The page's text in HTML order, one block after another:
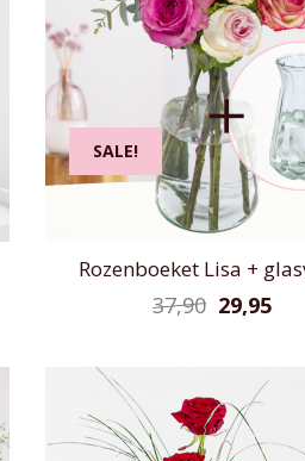
SALE!
Rozenboeket Lisa +
29,95
37,90